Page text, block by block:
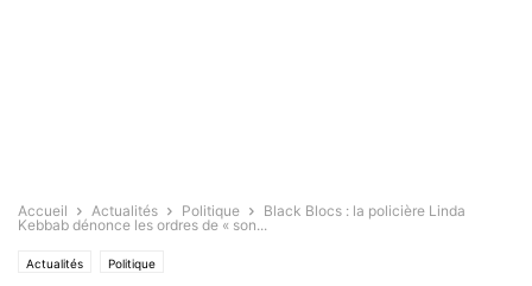
Accueil Actualités Politique
Black Blocs : la policière Linda
Kebbab dénonce les ordres de « son...
Actualités Politique